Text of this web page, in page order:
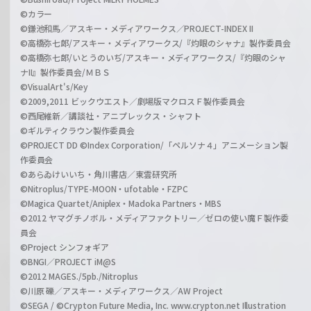
©カラー
©鎌池和馬／アスキー・メディアワークス／PROJECT-INDEX II
©高橋弥七郎/アスキー・メディアワークス/『灼眼のシャナ』製作委員会
©高橋弥七郎/いとうのいぢ/アスキー・メディアワークス/『灼眼のシャ
ナII』製作委員会/ＭＢＳ
©VisualArt's/Key
©2009,2011 ビックウエスト／劇場版マクロスＦ製作委員会
©西尾維新／講談社・アニプレックス・シャフト
©ギルティクラウン製作委員会
©PROJECT DD ©Index Corporation/「ペルソナ４」アニメーション製
作委員会
©あらゐけいいち・角川書店／東雲研究所
©Nitroplus/TYPE-MOON・ufotable・FZPC
©Magica Quartet/Aniplex・Madoka Partners・MBS
©2012 ヤマグチノボル・メディアファクトリー／ゼロの使い魔Ｆ製作委
員会
©Project シンフォギア
©BNGI／PROJECT iM@S
©2012 MAGES./5pb./Nitroplus
©川原 礫／アスキー・メディアワークス／AW Project
©SEGA / ©Crypton Future Media, Inc. www.crypton.net Illustration